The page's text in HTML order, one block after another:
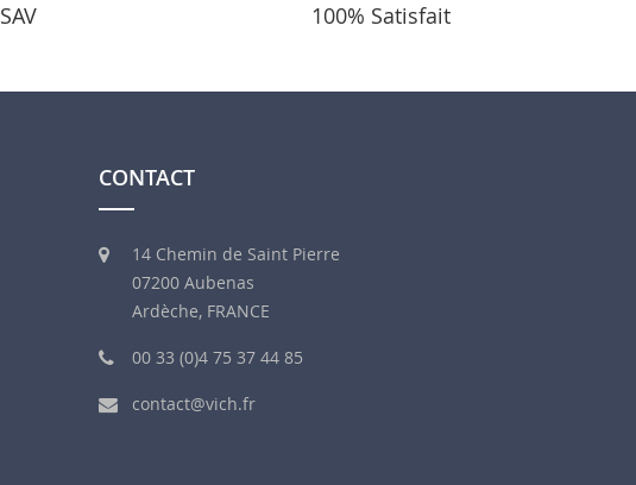
SAV 100% Satisfait
CONTACT
14 Chemin de Saint Pierre
07200 Aubenas
Ardèche, FRANCE
00 33 (0)4 75 37 44 85
contact@vich.fr